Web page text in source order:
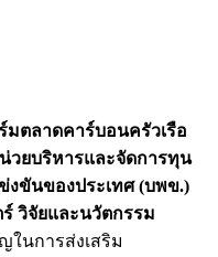
มตลาดคาร์บอนครัวเรือ
วยบริหารและจัดการทุน
งขันของประเทศ (บพข.)
วิจัยและนวัตกรรม
ในการส่งเสริม